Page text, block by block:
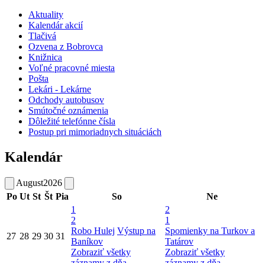
Aktuality
Kalendár akcií
Tlačivá
Ozvena z Bobrovca
Knižnica
Voľné pracovné miesta
Pošta
Lekári - Lekárne
Odchody autobusov
Smútočné oznámenia
Dôležité telefónne čísla
Postup pri mimoriadnych situáciách
Kalendár
August2026
Po Ut St Št Pia So Ne
27 28 29 30 31
1
2
Robo Hulej Výstup na
Baníkov
Zobraziť všetky
2
1
Spomienky na Turkov a
Tatárov
Zobraziť všetky